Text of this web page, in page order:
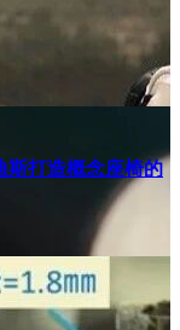
斯打造概念座椅的